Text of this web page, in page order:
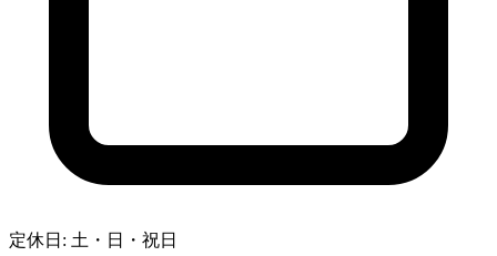
定休日: 土・日・祝日